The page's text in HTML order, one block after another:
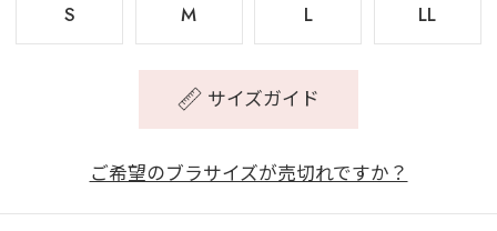
S
M L LL
サイズガイド
ご希望のブラサイズが売切れですか？